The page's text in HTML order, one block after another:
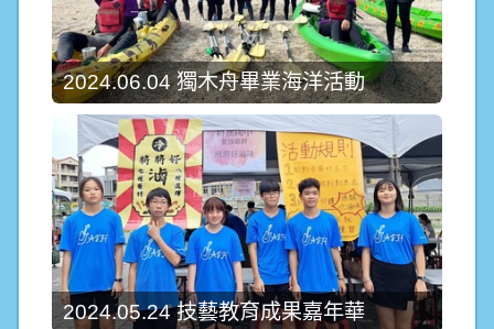
2024.06.04 獨木舟畢業海洋活動
2024.05.24 技藝教育成果嘉年華